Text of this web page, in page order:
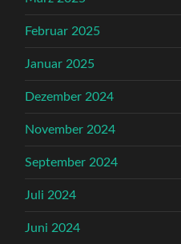
Februar 2025
Januar 2025
Dezember 2024
November 2024
September 2024
Juli 2024
Juni 2024